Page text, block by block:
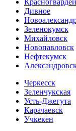
Дивное
Зеленокумск
Михайловск
Новопавловск
Нефтекумск
Черкесск
Зеленчукская
Усть-Джегута
Карачаевск
Учкекен